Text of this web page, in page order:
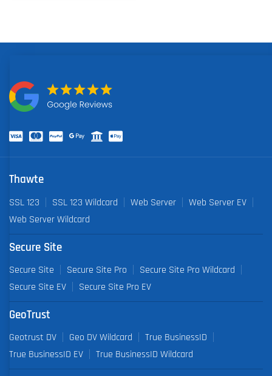
Thawte
SSL 123 SSL 123 Wildcard Web Server
Web Server EV
Web Server Wildcard
Secure Site
Secure Site Secure Site Pro
Secure Site Pro Wildcard
Secure Site EV
Secure Site Pro EV
GeoTrust
Geotrust DV Geo DV Wildcard
True BusinessID
True BusinessID EV
True BusinessID Wildcard